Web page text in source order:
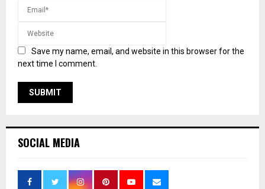
Save my name, email, and website in this browser for the
next time I comment.
SOCIAL MEDIA